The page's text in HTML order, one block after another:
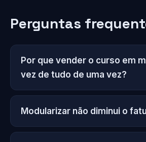
Perguntas
Por que vender o curso em
vez de tudo de uma vez?
Modularizar não diminui o